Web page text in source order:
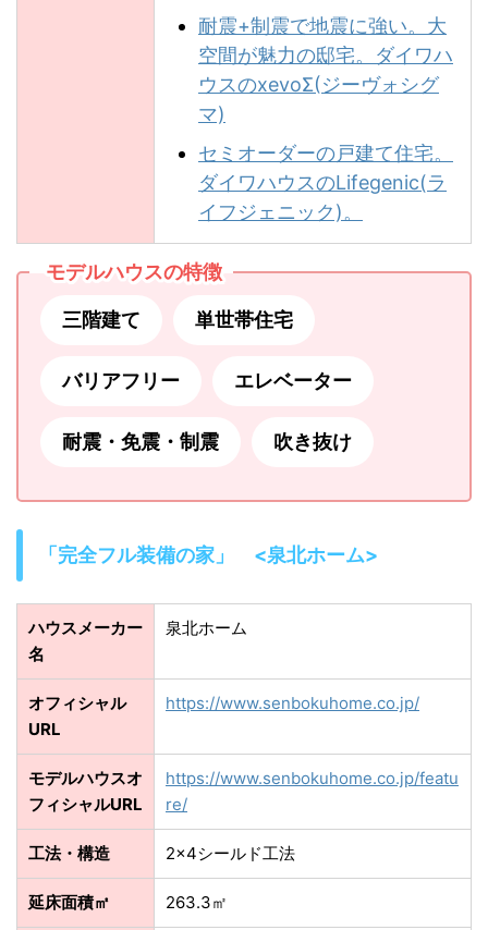
耐震+制震で地震に強い。大
空間が魅力の邸宅。ダイワハ
ウスのxevoΣ(ジーヴォシグ
マ)
セミオーダーの戸建て住宅。
ダイワハウスのLifegenic(ラ
イフジェニック)。
モデルハウスの特徴
三階建て 単世帯住宅
バリアフリー エレベーター
耐震・免震・制震 吹き抜け
「完全フル装備の家」 <泉北ホーム>
ハウスメーカー
名
泉北ホーム
オフィシャル
URL
https://www.senbokuhome.co.jp/
モデルハウスオ
フィシャルURL
https://www.senbokuhome.co.jp/featu
re/
工法・構造 2×4シールド工法
延床面積㎡ 263.3㎡